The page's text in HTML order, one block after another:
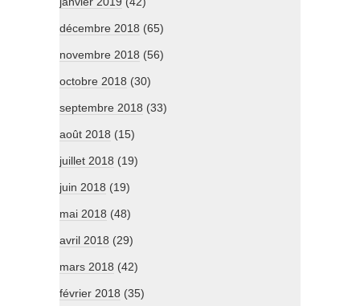
décembre 2018 (65)
novembre 2018 (56)
octobre 2018 (30)
septembre 2018 (33)
août 2018 (15)
juillet 2018 (19)
juin 2018 (19)
mai 2018 (48)
avril 2018 (29)
mars 2018 (42)
février 2018 (35)